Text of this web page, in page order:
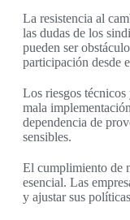
La resistencia al
las dudas de los
pueden ser
participación desde
Los riesgos
mala
dependencia de
sensibles.
El cumplimiento de
esencial. Las
y ajustar sus